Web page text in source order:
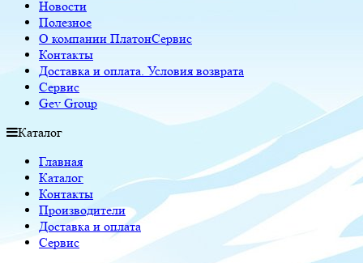
Новости
Полезное
О компании ПлатонСервис
Контакты
Доставка и оплата. Условия возврата
Сервис
Gev Group
Каталог
Главная
Каталог
Контакты
Производители
Доставка и оплата
Сервис